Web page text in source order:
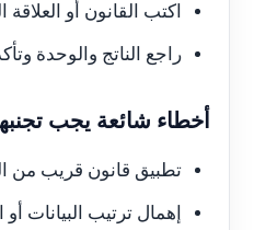
اكتب القانون أو
راجع الناتج والوحدة
أخطاء شائعة يجب
تطبيق قانون قريب من
إهمال ترتيب البيانات